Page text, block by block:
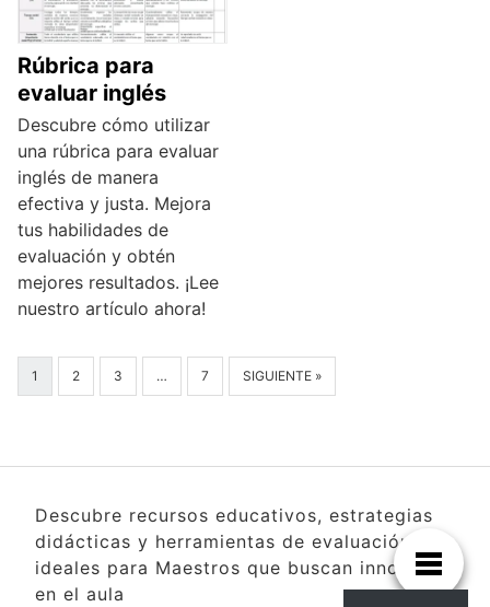
Rúbrica para
evaluar inglés
Descubre cómo utilizar
una rúbrica para evaluar
inglés de manera
efectiva y justa. Mejora
tus habilidades de
evaluación y obtén
mejores resultados. ¡Lee
nuestro artículo ahora!
1 2 3 … 7 SIGUIENTE »
Descubre recursos educativos, estrategias
didácticas y herramientas de evaluación
ideales para Maestros que buscan innovar
en el aula